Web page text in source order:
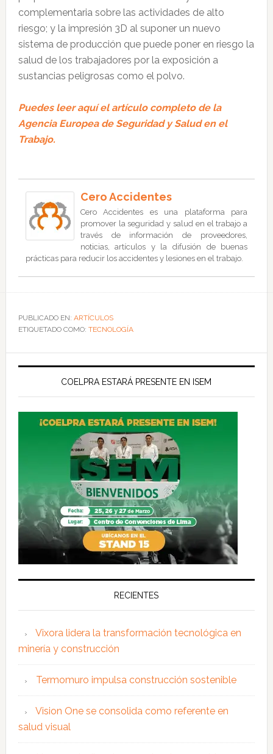
complementaria sobre las actividades de alto
riesgo; y la impresión 3D al suponer un nuevo
sistema de producción que puede poner en riesgo la
salud de los trabajadores por la exposición a
sustancias peligrosas como el polvo.
Puedes leer aquí el artículo completo de la
Agencia Europea de Seguridad y Salud en el
Trabajo.
Cero Accidentes
Cero Accidentes es una plataforma para
promover la seguridad y salud en el trabajo a
través de información de proveedores,
noticias, artículos y la difusión de buenas
prácticas para reducir los accidentes y lesiones en el trabajo.
PUBLICADO EN: ARTÍCULOS
ETIQUETADO COMO: TECNOLOGÍA
COELPRA ESTARÁ PRESENTE EN ISEM
RECIENTES
Vixora lidera la transformación tecnológica en
minería y construcción
Termomuro impulsa construcción sostenible
Vision One se consolida como referente en
salud visual